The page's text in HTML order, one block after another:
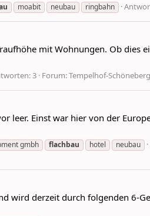
moabit neubau ringbahn
mit Wohnungen. Ob dies
3 Forum:Tempelhof-Schöneberg
leer. Einst war hier von der
gmbh flachbau hotel neubau
wird derzeit durch folgenden 6-